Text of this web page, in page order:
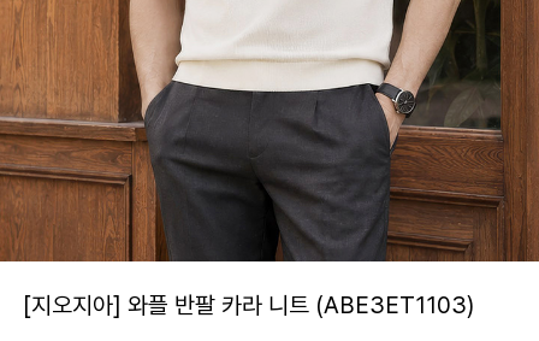
[지오지아] 와플 반팔 카라 니트 (ABE3ET1103)